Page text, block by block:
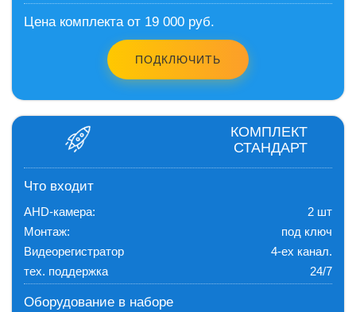
Цена комплекта от 19 000 руб.
ПОДКЛЮЧИТЬ
КОМПЛЕКТ
СТАНДАРТ
Что входит
AHD-камера:
2 шт
Монтаж:
под ключ
Видеорегистратор
4-ех канал.
тех. поддержка
24/7
Оборудование в наборе